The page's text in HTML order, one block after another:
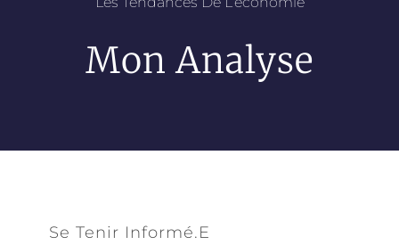
Mon Analyse
Se Tenir Informé.e